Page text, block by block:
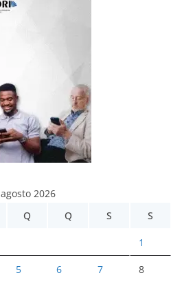
agosto 2026
Q Q S S
1
5 6 7 8